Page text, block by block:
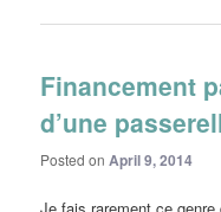
Financement
d’une
Posted on April 9, 2014
Je fais rarement ce genre